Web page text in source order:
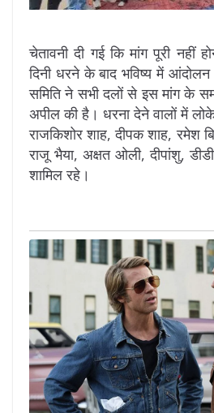
चेतावनी दी गई कि मांग पूरी नहीं
दिनी धरने के बाद भविष्य में
समिति ने सभी दलों से इस मांग के
अपील की है। धरना देने वालों में
राजकिशोर शाह, दीपक शाह, रमेश
राजू भैया, अक्षत ओली, दीपांशु,
शामिल रहे।